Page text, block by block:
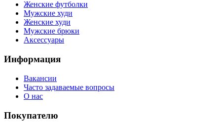
Женские футболки
Мужские худи
Женские худи
Мужские брюки
Аксессуары
Информация
Вакансии
Часто задаваемые вопросы
О нас
Покупателю